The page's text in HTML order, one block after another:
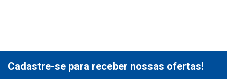
Cadastre-se para receber nossas ofertas!